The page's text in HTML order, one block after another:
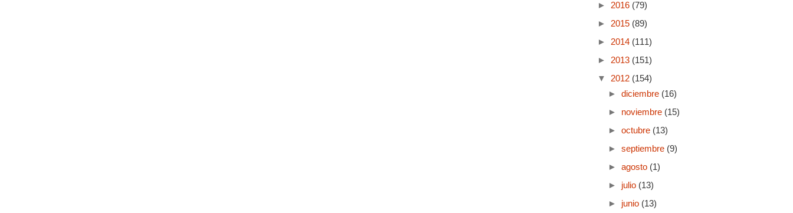
► 2016 (79)
► 2015 (89)
► 2014 (111)
► 2013 (151)
▼ 2012 (154)
► diciembre (16)
► noviembre (15)
► octubre (13)
► septiembre (9)
► agosto (1)
► julio (13)
► junio (13)